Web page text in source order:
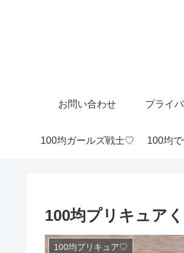
お問い合わせ プライ
100均ガールズ戦士♡ 100均
100均プリキュア
100均プリキュア♡